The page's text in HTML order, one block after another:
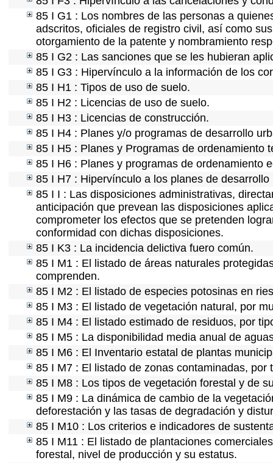
85 I G1 : Los nombres de las personas a
adscritos, oficiales de registro civil, así como
otorgamiento de la patente y nombramiento
85 I G2 : Las sanciones que se les hubieran
85 I G3 : Hipervínculo a la información de los
85 I H1 : Tipos de uso de suelo.
85 I H2 : Licencias de uso de suelo.
85 I H3 : Licencias de construcción.
85 I H4 : Planes y/o programas de desarrollo
85 I H5 : Planes y Programas de ordenamiento
85 I H6 : Planes y programas de ordenamiento
85 I H7 : Hipervínculo a los planes de desarrollo
85 I I : Las disposiciones administrativas,
anticipación que prevean las disposiciones
comprometer los efectos que se pretenden
conformidad con dichas disposiciones.
85 I K3 : La incidencia delictiva fuero común.
85 I M1 : El listado de áreas naturales
comprenden.
85 I M2 : El listado de especies potosinas en
85 I M3 : El listado de vegetación natural, por
85 I M4 : El listado estimado de residuos, por
85 I M5 : La disponibilidad media anual de
85 I M6 : El Inventario estatal de plantas
85 I M7 : El listado de zonas contaminadas,
85 I M8 : Los tipos de vegetación forestal y de
85 I M9 : La dinámica de cambio de la
deforestación y las tasas de degradación y
85 I M10 : Los criterios e indicadores de
85 I M11 : El listado de plantaciones
forestal, nivel de producción y su estatus.